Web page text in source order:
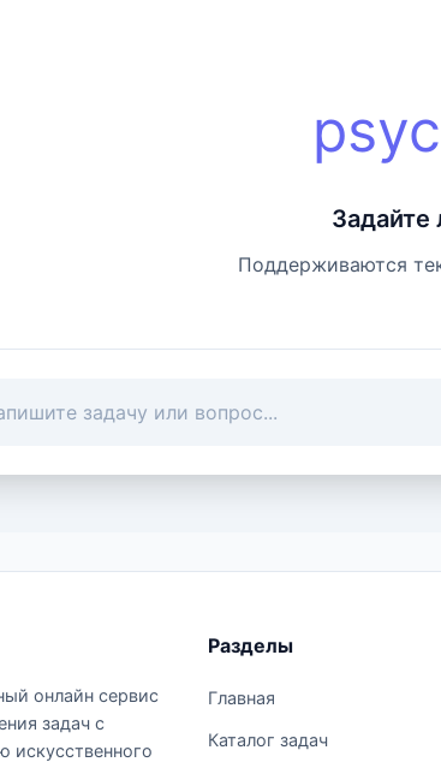
Задайте
Поддерживаются
онлайн сервис
задач с
искусственного
Разделы
Главная
Каталог задач